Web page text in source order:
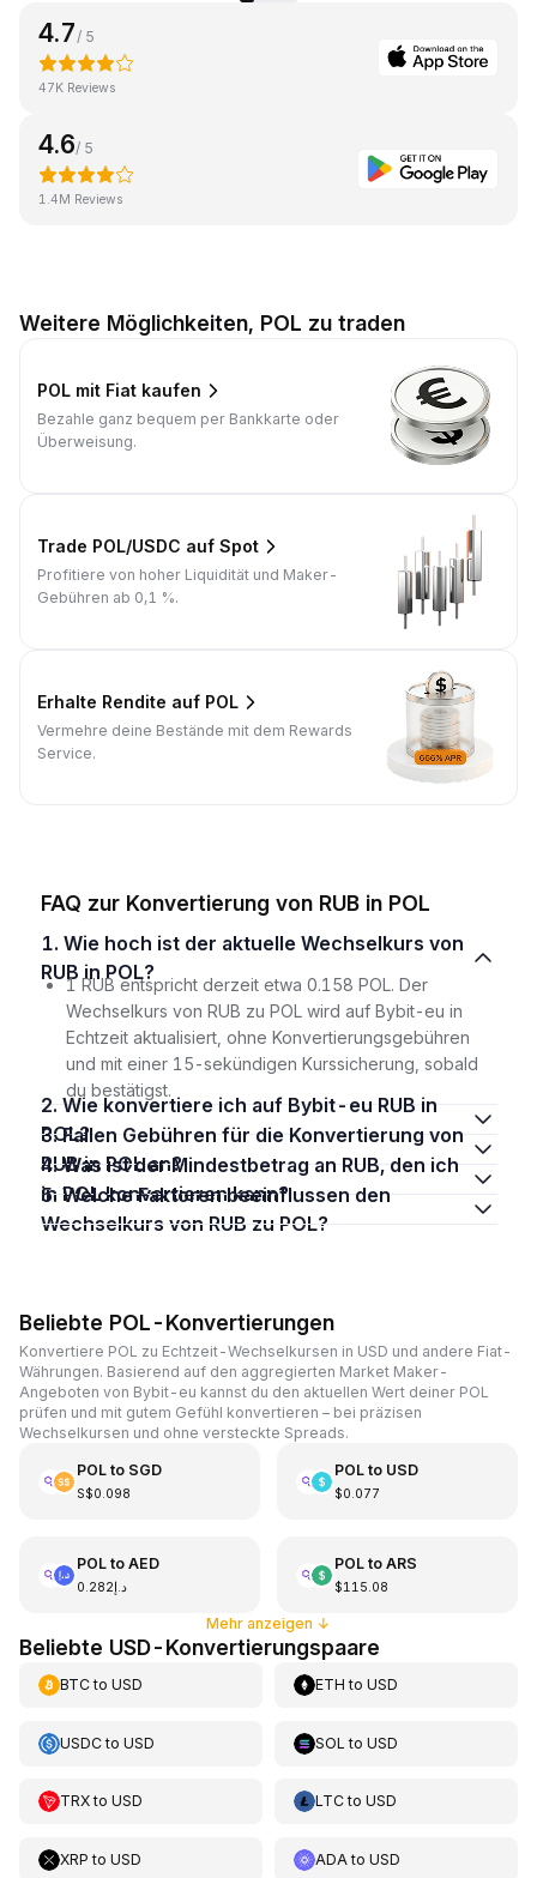
4.7 / 5
47K Reviews
4.6/ 5
1.4M Reviews
Weitere Möglichkeiten, POL zu traden
POL mit Fiat kaufen
Bezahle ganz bequem per Bankkarte oder
Überweisung.
Trade POL/USDC auf Spot
Profitiere von hoher Liquidität und Maker-
Gebühren ab 0,1 %.
Erhalte Rendite auf POL
Vermehre deine Bestände mit dem Rewards
Service.
FAQ zur Konvertierung von RUB in POL
1. Wie hoch ist der aktuelle Wechselkurs von
RUB in POL?
1 RUB entspricht derzeit etwa 0.158 POL. Der
Wechselkurs von RUB zu POL wird auf Bybit-eu in
Echtzeit aktualisiert, ohne Konvertierungsgebühren
und mit einer 15-sekündigen Kurssicherung, sobald
du bestätigst.
2. Wie konvertiere ich auf Bybit-eu RUB in
POL?
3. Fallen Gebühren für die Konvertierung von
RUB in POL an?
4. Was ist der Mindestbetrag an RUB, den ich
in POL konvertieren kann?
5. Welche Faktoren beeinflussen den
Wechselkurs von RUB zu POL?
Beliebte POL-Konvertierungen
Konvertiere POL zu Echtzeit-Wechselkursen in USD und andere Fiat-
Währungen. Basierend auf den aggregierten Market Maker-
Angeboten von Bybit-eu kannst du den aktuellen Wert deiner POL
prüfen und mit gutem Gefühl konvertieren – bei präzisen
Wechselkursen und ohne versteckte Spreads.
POLto SGD
S$0.098
POLto USD
$0.077
POLto AED
د.إ0.282
POLto ARS
$115.08
Mehr anzeigen ↓
Beliebte USD-Konvertierungspaare
BTCto USD ETH toUSD
USDCto USD SOL toUSD
TRXto USD LTCtoUSD
XRP to USD ADA toUSD